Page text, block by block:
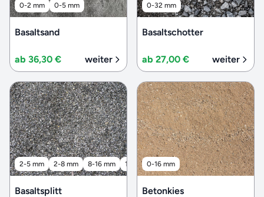
0-2 mm 0-5 mm
Basaltsand
ab 36,30 € weiter
0-32 mm
Basaltschotter
ab 27,00 € weiter
2-5 mm 2-8 mm 8-16 mm 16-32 mm 32-56 mm
Basaltsplitt
0-16 mm
Betonkies